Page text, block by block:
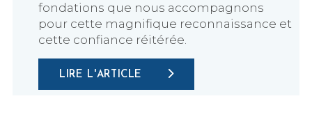
fondations que nous accompagnons
pour cette magnifique reconnaissance et
cette confiance réitérée.
LIRE L'ARTICLE